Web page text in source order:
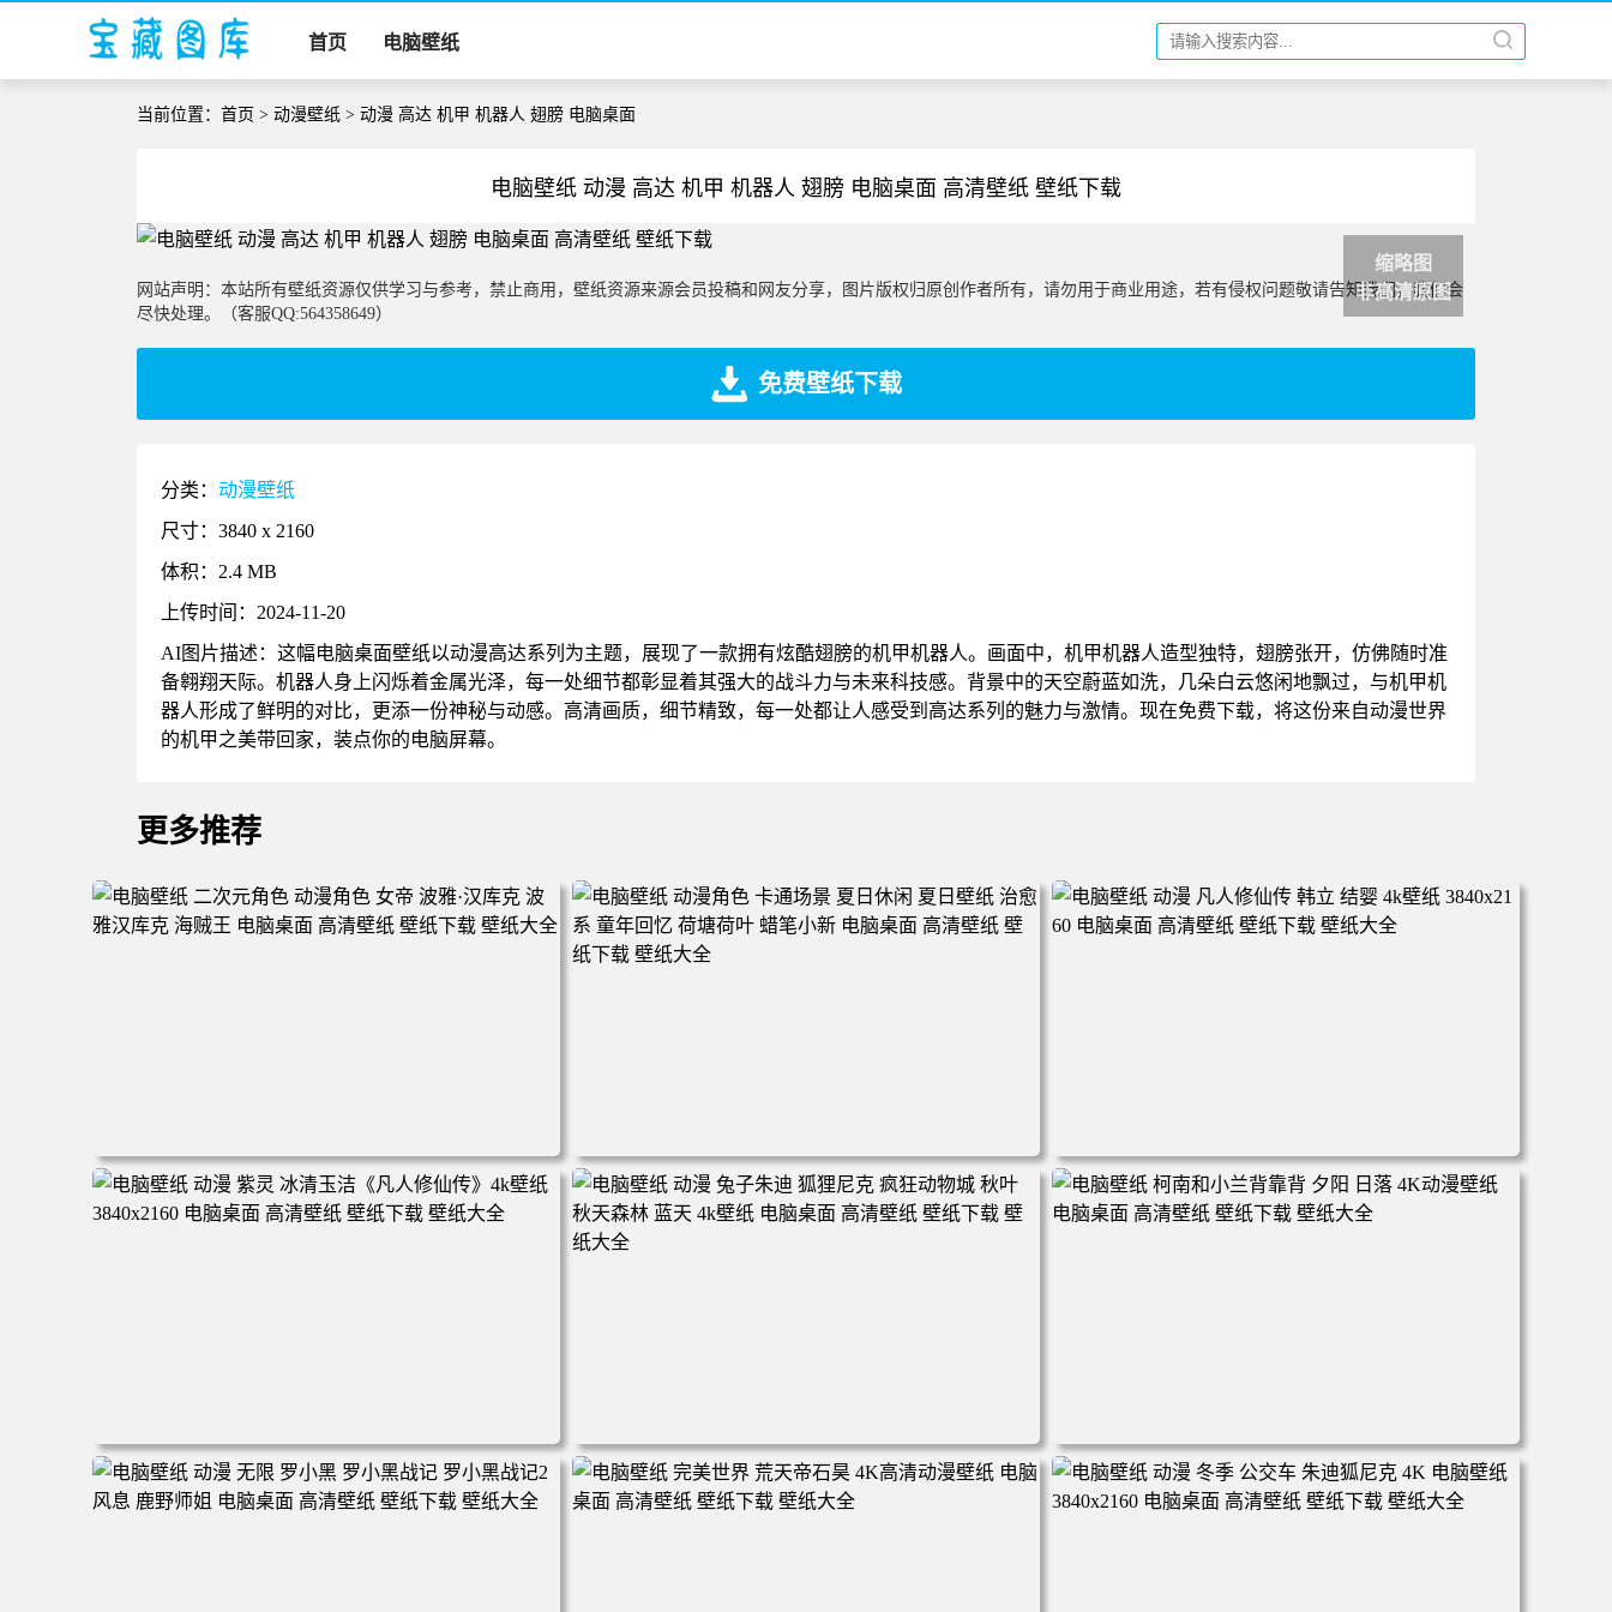
首页 电脑壁纸
当前位置：首页 >动漫壁纸 > 动漫 高达 机甲 机器人 翅膀 电脑桌面
电脑壁纸 动漫 高达 机甲 机器人 翅膀 电脑桌面 高清壁纸 壁纸下载
缩略图
非高清原图
网站声明：本站所有壁纸资源仅供学习与参考，禁止商用，壁纸资源来源会员投稿和网友分享，图片版权归原创作者所有，请勿用于商业用途，若有侵权问题敬请告知我们，我们会
尽快处理。（客服QQ:564358649）
免费壁纸下载
分类：动漫壁纸
尺寸：3840 x 2160
体积：2.4 MB
上传时间：2024-11-20
AI图片描述：这幅电脑桌面壁纸以动漫高达系列为主题，展现了一款拥有炫酷翅膀的机甲机器人。画面中，机甲机器人造型独特，翅膀张开，仿佛随时准
备翱翔天际。机器人身上闪烁着金属光泽，每一处细节都彰显着其强大的战斗力与未来科技感。背景中的天空蔚蓝如洗，几朵白云悠闲地飘过，与机甲机
器人形成了鲜明的对比，更添一份神秘与动感。高清画质，细节精致，每一处都让人感受到高达系列的魅力与激情。现在免费下载，将这份来自动漫世界
的机甲之美带回家，装点你的电脑屏幕。
更多推荐
电脑壁纸 二次元角色 动漫角色 女帝 波雅·汉库克 波雅汉库
克 海贼王 电脑桌面 高清壁纸 壁纸下载 壁纸大全
电脑壁纸 动漫角色 卡通场景 夏日休闲 夏日壁纸 治愈系 童
年回忆 荷塘荷叶 蜡笔小新 电脑桌面 高清壁纸 壁纸下载 壁
纸大全
电脑壁纸 动漫 凡人修仙传 韩立 结婴 4k壁纸 3840x2160 电
脑桌面 高清壁纸 壁纸下载 壁纸大全
电脑壁纸 动漫 紫灵 冰清玉洁《凡人修仙传》4k壁纸 3840x2
160 电脑桌面 高清壁纸 壁纸下载 壁纸大全
电脑壁纸 动漫 兔子朱迪 狐狸尼克 疯狂动物城 秋叶 秋天森
林 蓝天 4k壁纸 电脑桌面 高清壁纸 壁纸下载 壁纸大全
电脑壁纸 柯南和小兰背靠背 夕阳 日落 4K动漫壁纸 电脑桌
面 高清壁纸 壁纸下载 壁纸大全